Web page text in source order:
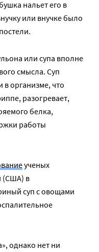
нальет его в
или внучке было
или супа вполне
смысла. Суп
организме, что
разогревает,
белка,
работы
ученых
(США) в
суп с овощами
однако нет ни